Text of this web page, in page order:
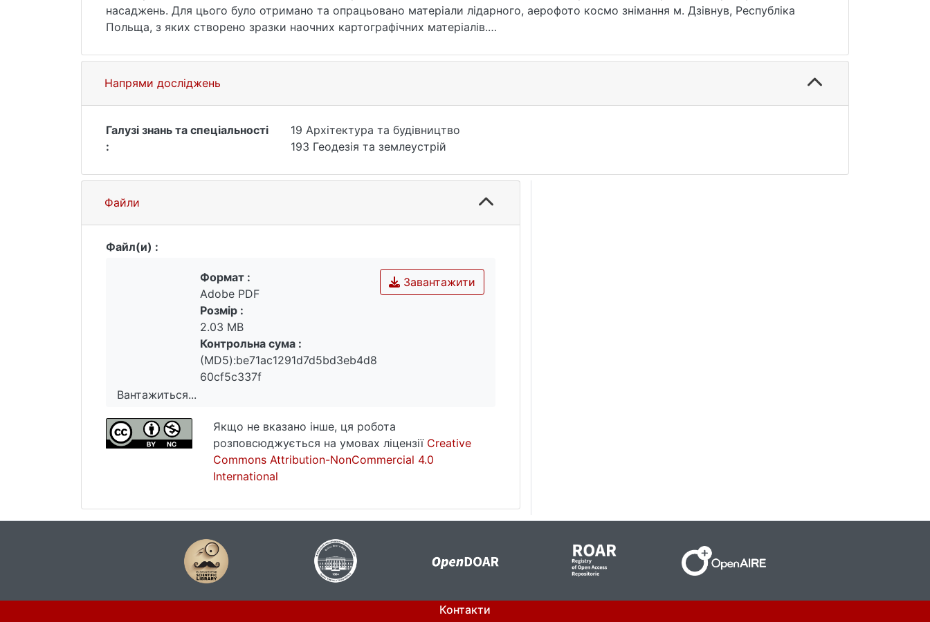
насаджень. Для цього було отримано та опрацьовано матеріали лідарного, аерофото космо знімання м. Дзівнув, Республіка
Польща, з яких створено зразки наочних картографічних матеріалів.
використання технологій LiDAR.
Проведено порівняльний аналіз значення індексу NDVI для зелених насаджень м. Дзівнув за період 2017-2022 рр., отримані
результати зміни площі поверхневих водних об’єктів, забудованих територій, та землі яка не вкрита рослинністю , розрідженої
та густої рослинності.
Напрями досліджень
Галузі знань та спеціальності
:
19 Архітектура та будівництво
193 Геодезія та землеустрій
Файли
Файл(и) :
Вантажиться...
Вантажиться...
Завантажити
Формат :
Adobe PDF
Розмір :
2.03 MB
Контрольна сума :
(MD5):be71ac1291d7d5bd3eb4d8
60cf5c337f
Якщо не вказано інше, ця робота
розповсюджується на умовах ліцензії Creative
Commons Attribution-NonCommercial 4.0
International
Контакти